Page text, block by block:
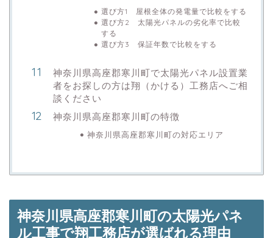
選び方1 屋根全体の発電量で比較をする
選び方2 太陽光パネルの劣化率で比較
する
選び方3 保証年数で比較をする
神奈川県高座郡寒川町で太陽光パネル設置業
者をお探しの方は翔（かける）工務店へご相
談ください
神奈川県高座郡寒川町の特徴
神奈川県高座郡寒川町の対応エリア
神奈川県高座郡寒川町の太陽光パネ
ル工事で翔工務店が選ばれる理由